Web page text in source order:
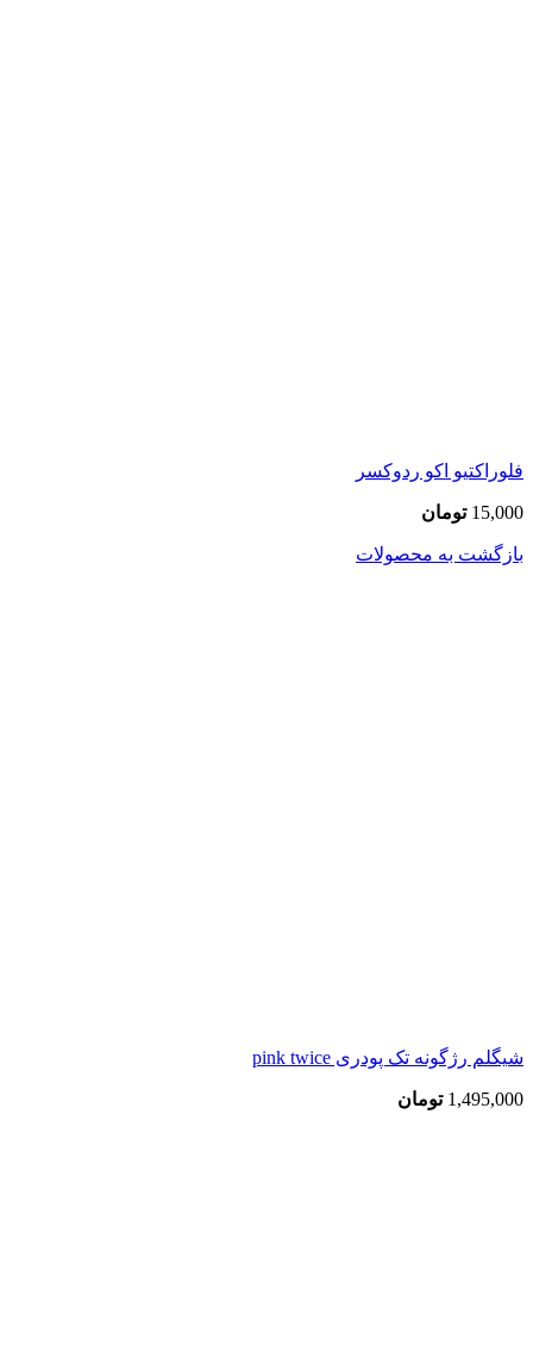
فلوراکتیو اکو ردوکسر
15,000 تومان
بازگشت به محصولات
شیگلم رژگونه تک پودری pink twice
1,495,000 تومان